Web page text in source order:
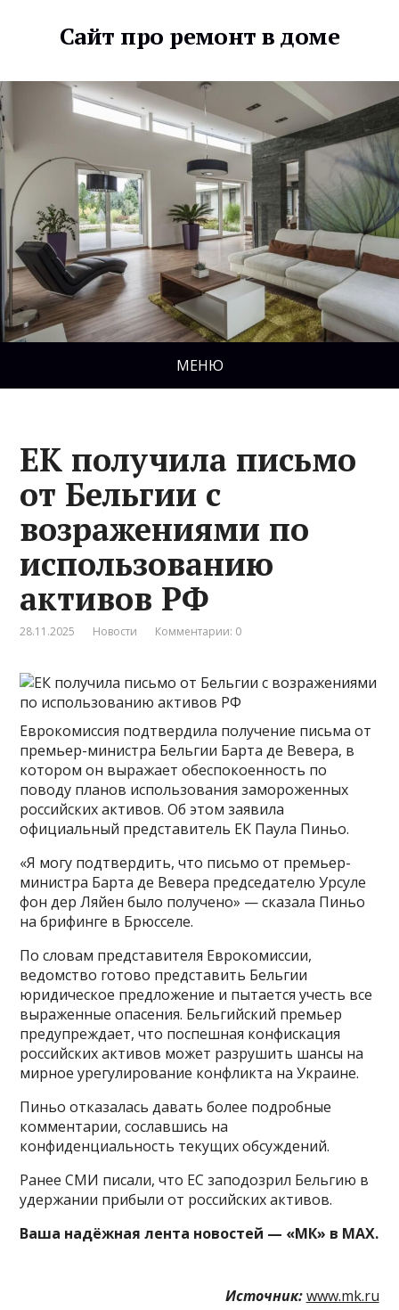
Сайт про ремонт в доме
МЕНЮ
ЕК получила письмо
от Бельгии с
возражениями по
использованию
активов РФ
28.11.2025 Новости Комментарии: 0
Еврокомиссия подтвердила получение письма от
премьер-министра Бельгии Барта де Вевера, в
котором он выражает обеспокоенность по
поводу планов использования замороженных
российских активов. Об этом заявила
официальный представитель ЕК Паула Пиньо.
«Я могу подтвердить, что письмо от премьер-
министра Барта де Вевера председателю Урсуле
фон дер Ляйен было получено» — сказала Пиньо
на брифинге в Брюсселе.
По словам представителя Еврокомиссии,
ведомство готово представить Бельгии
юридическое предложение и пытается учесть все
выраженные опасения. Бельгийский премьер
предупреждает, что поспешная конфискация
российских активов может разрушить шансы на
мирное урегулирование конфликта на Украине.
Пиньо отказалась давать более подробные
комментарии, сославшись на
конфиденциальность текущих обсуждений.
Ранее СМИ писали, что ЕС заподозрил Бельгию в
удержании прибыли от российских активов.
Ваша надёжная лента новостей — «МК» в MAX.
Источник: www.mk.ru